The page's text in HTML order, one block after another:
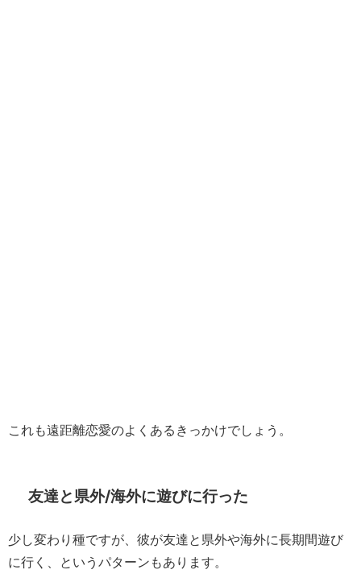
これも遠距離恋愛のよくあるきっかけでしょう。
友達と県外/海外に遊びに行った
少し変わり種ですが、彼が友達と県外や海外に長期間遊び
に行く、というパターンもあります。